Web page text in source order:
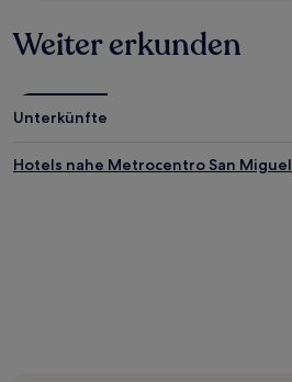
Weiter erkunden
Unterkünfte
Hotels nahe Metrocentro San Miguel